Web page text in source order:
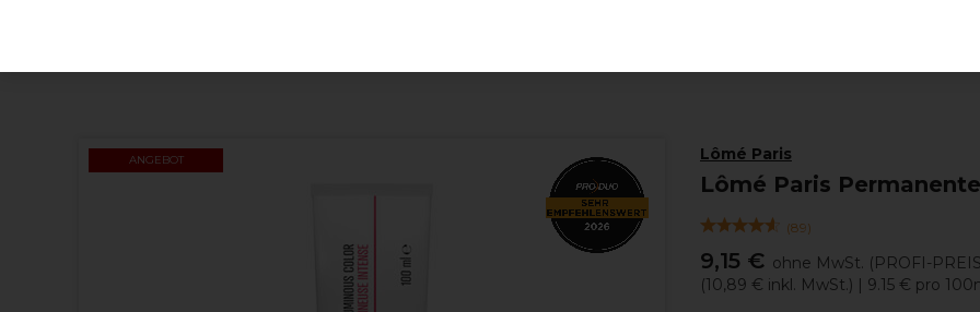
Lômé Paris
Lômé Paris
(89)
9,15 € ohne MwSt. (PROFI-
(10,89 € inkl. MwSt.) | 9.15 € pro
ANGEBOT